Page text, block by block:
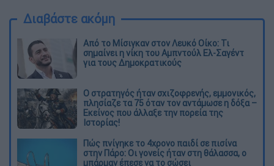
Διαβάστε ακόμη
Από το Μίσιγκαν στον Λευκό Οίκο: Τι
σημαίνει η νίκη του Αμπντούλ Ελ-Σαγέντ
για τους Δημοκρατικούς
O στρατηγός ήταν σχιζοφρενής, εμμονικός,
πλησίαζε τα 75 όταν τον αντάμωσε η δόξα –
Εκείνος που άλλαξε την πορεία της
Ιστορίας!
Πώς πνίγηκε το 4χρονο παιδί σε πισίνα
στην Πάρο: Οι γονείς ήταν στη θάλασσα, ο
μπάρμαν έπεσε να το σώσει